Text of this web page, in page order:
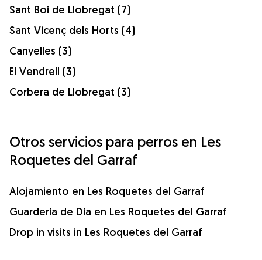
Sant Boi de Llobregat (7)
Sant Vicenç dels Horts (4)
Canyelles (3)
El Vendrell (3)
Corbera de Llobregat (3)
Otros servicios para perros en Les
Roquetes del Garraf
Alojamiento en Les Roquetes del Garraf
Guardería de Día en Les Roquetes del Garraf
Drop in visits in Les Roquetes del Garraf